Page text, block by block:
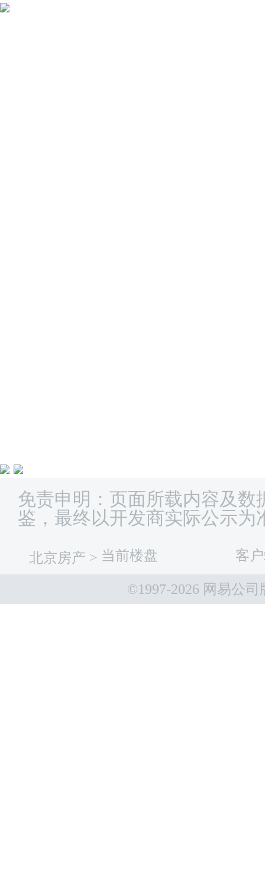
免责申明：页面所载内容及数
鉴，最终以开发商实际公示为
北京房产 > 当前楼盘 客
©1997-2026 网易公